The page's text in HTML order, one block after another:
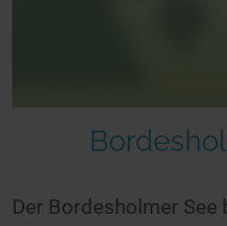
Der Bordesholmer